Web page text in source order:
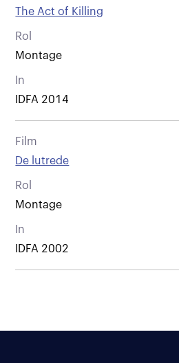
The Act of Killing
Rol
Montage
In
IDFA 2014
Film
De lutrede
Rol
Montage
In
IDFA 2002